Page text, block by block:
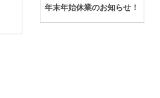
年末年始休業のお知らせ！